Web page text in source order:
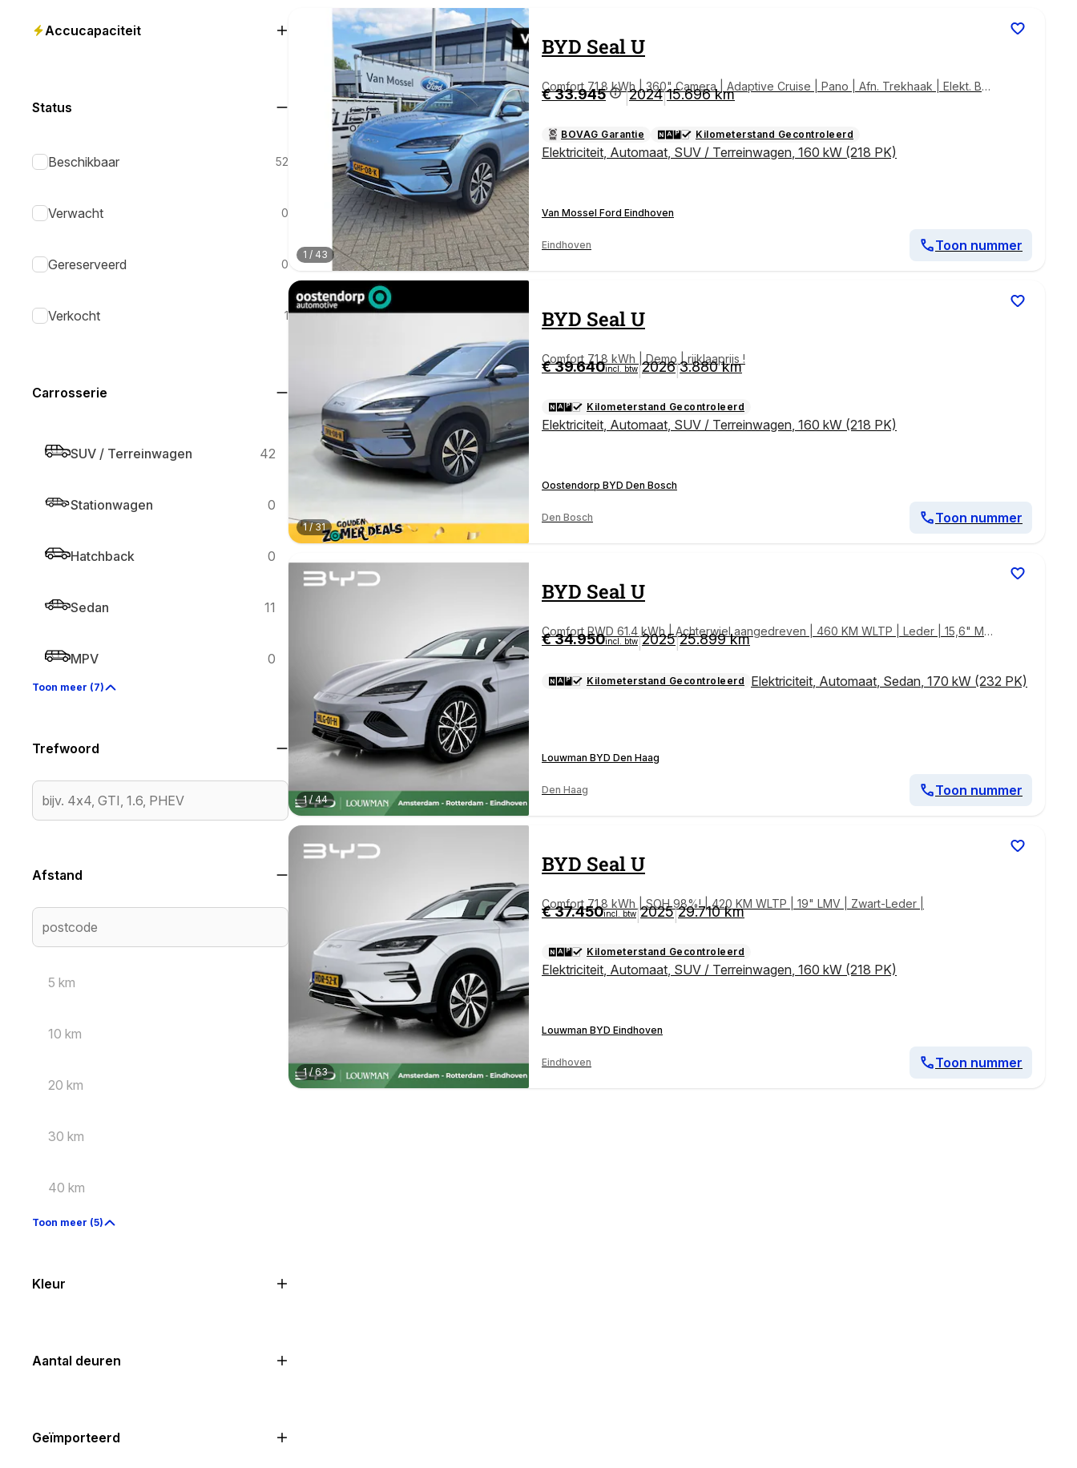
Accucapaciteit
Status
Beschikbaar 52
Verwacht 0
Gereserveerd 0
Verkocht 1
Carrosserie
SUV / Terreinwagen 42
Stationwagen 0
Hatchback 0
Sedan 11
MPV 0
Toon meer (7)
Trefwoord
Afstand
5 km
10 km
20 km
30 km
40 km
Toon meer (5)
Kleur
Aantal deuren
Geïmporteerd
1 / 43
BYD Seal U
Comfort 71.8 kWh | 360" Camera | Adaptive Cruise | Pano | Afn. Trekhaak | Elekt. Be
dienbare Achterklep | Stoelverwarming/Koeling |
€ 33.945 |2024|15.696 km
BOVAG Garantie Kilometerstand Gecontroleerd
Elektriciteit Automaat SUV / Terreinwagen 160 kW (218 PK)
Van Mossel Ford Eindhoven
Eindhoven Toon nummer
1/31
BYD Seal U
Comfort 71.8 kWh | Demo | rijklaaprijs !
€ 39.640incl. btw|2026|3.880 km
Kilometerstand Gecontroleerd
Elektriciteit Automaat SUV / Terreinwagen 160 kW (218 PK)
Oostendorp BYD Den Bosch
Den Bosch Toon nummer
1/ 44
BYD Seal U
Comfort RWD 61.4 kWh | Achterwiel aangedreven | 460 KM WLTP | Leder | 15,6" Mul
timedia |
€ 34.950incl. btw|2025|25.899 km
Kilometerstand Gecontroleerd Elektriciteit Automaat Sedan 170 kW (232 PK)
Louwman BYD Den Haag
Den Haag Toon nummer
1/ 63
BYD Seal U
Comfort 71.8 kWh | SOH 98%! | 420 KM WLTP | 19" LMV | Zwart-Leder |
€ 37.450incl. btw|2025|29.710 km
Kilometerstand Gecontroleerd
Elektriciteit Automaat SUV / Terreinwagen 160 kW (218 PK)
Louwman BYD Eindhoven
Eindhoven Toon nummer